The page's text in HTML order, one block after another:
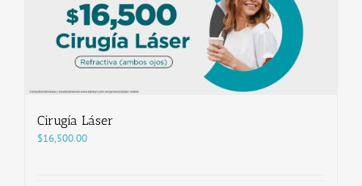
Cirugía Láser
$16,500.00